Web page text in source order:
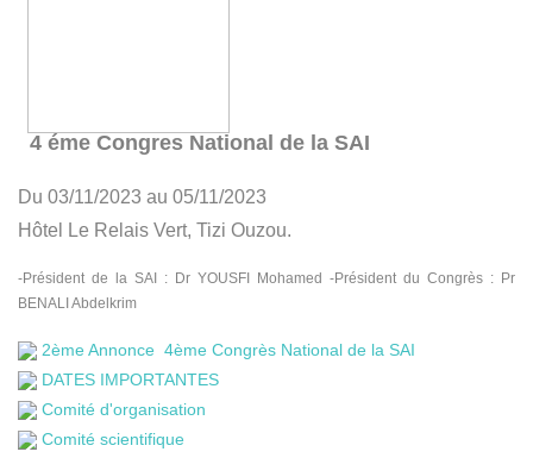
4 éme Congres National de la SAI
Du 03/11/2023 au 05/11/2023
Hôtel Le Relais Vert, Tizi Ouzou.
-Président de la SAI : Dr YOUSFI Mohamed -Président du Congrès : Pr
BENALI Abdelkrim
2ème Annonce 4ème Congrès National de la SAI
DATES IMPORTANTES
Comité d'organisation
Comité scientifique